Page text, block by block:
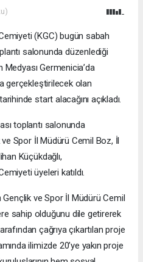
(KGC) bugün sabah
salonunda düzenlediği
Medyası Germenicia’da
gerçekleştirilecek olan
start alacağını açıkladı.
toplantı salonunda
Spor İl Müdürü Cemil Boz, İl
Küçükdağlı,
üyeleri katıldı.
ve Spor İl Müdürü Cemil
sahip olduğunu dile getirerek
çağrıya çıkartılan proje
ilimizde 20’ye yakın proje